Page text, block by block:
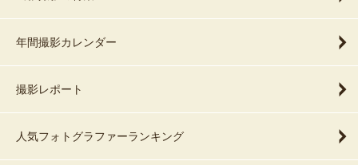
年間撮影カレンダー
撮影レポート
人気フォトグラファーランキング